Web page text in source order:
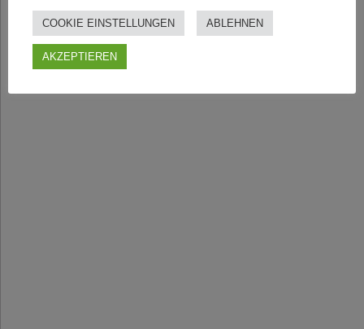
COOKIE EINSTELLUNGEN ABLEHNEN
AKZEPTIEREN